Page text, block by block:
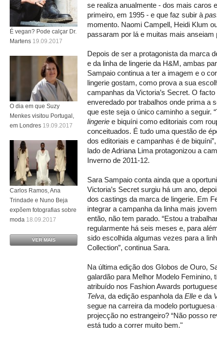
se realiza anualmente - dos mais caros
primeiro, em 1995 - e que faz subir à
momento. Naomi Campell, Heidi Klum
passaram por lá e muitas mais
Depois de ser a protagonista da marca
e da linha de lingerie da H&M, ambas
Sampaio continua a ter a imagem e o
lingerie gostam, como prova a sua
campanhas da Victoria’s Secret. O
enveredado por trabalhos onde prima a
que este seja o único caminho a seguir.
lingerie e biquíni como editoriais com
conceituados. É tudo uma questão de
dos editoriais e campanhas é de
lado de Adriana Lima protagonizou a
Inverno de 2011-12.
Sara Sampaio conta ainda que a
Victoria’s Secret surgiu há um ano,
dos castings da marca de lingerie. Em
integrar a campanha da linha mais
então, não tem parado. “Estou a
regularmente há seis meses e, para
sido escolhida algumas vezes para a
Collection”, continua Sara.
Na última edição dos Globos de Ouro,
galardão para Melhor Modelo Feminino,
atribuído nos Fashion Awards
Telva, da edição espanhola da Elle e da
segue na carreira da modelo
projecção no estrangeiro? “Não posso
está tudo a correr muito bem."
É vegan? Pode calçar Dr.
Martens 19.09.2017
O dia em que Suzy
Menkes visitou Portugal,
em Londres 19.09.2017
Carlos Ramos, Ana
Trindade e Nuno Beja
expõem fotografias sobre
moda 18.09.2017
VER MAIS